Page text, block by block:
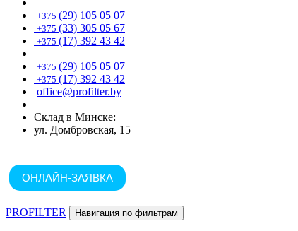
+375 (29) 105 05 07
+375 (33) 305 05 67
+375 (17) 392 43 42
+375 (29) 105 05 07
+375 (17) 392 43 42
office@profilter.by
Склад в Минске:
ул. Домбровская, 15
ОНЛАЙН-ЗАЯВКА
PROFILTER Навигация по фильтрам